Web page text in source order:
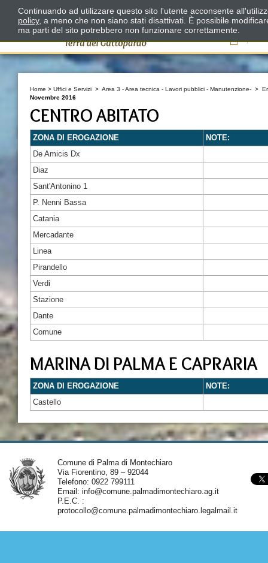
Il
Home > Uffici e Servizi > Area 3 - Area tecnica - Lavori pubblici - Manutenzione- >
Novembre 2016
CENTRO ABITATO
ZONA DI EROGAZIONE
NOTE:
De Amicis Dx
Diaz
Sant'Antonino 1
P. Nenni Bassa
Catania
Mercadante
Linea
Pirandello
Verdi
Stazione
Dante
Comune
MARINA DI PALMA E CAPRARIA
ZONA DI EROGAZIONE
NOTE:
Castello
Comune di Palma di Montechiaro
Via Fiorentino, 89 – 92044
Telefono: 0922 799111
Email: info@comune.palmadimontechiaro.ag.it
P.E.C. :
protocollo@comune.palmadimontechiaro.legalmail.it
Continuando ad utilizzare questo sito l'utente acconsente
policy, a meno che non siano stati disattivati. È possibile
ma parti del sito potrebbero non funzionare correttamente.